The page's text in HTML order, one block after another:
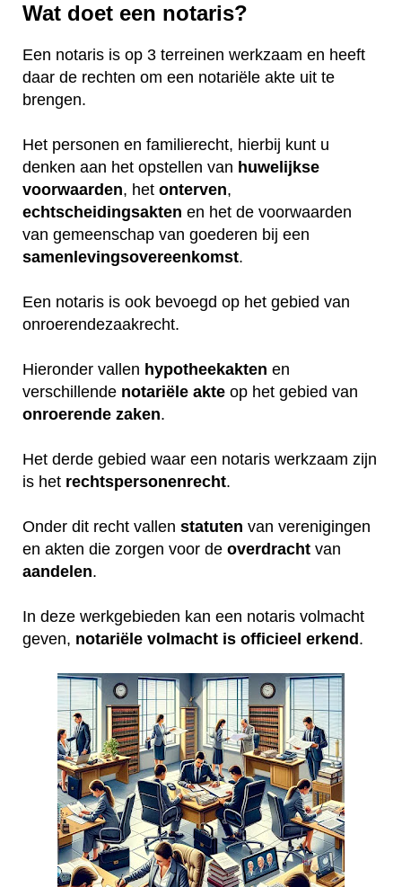
Wat doet een notaris?
Een notaris is op 3 terreinen werkzaam en heeft
daar de rechten om een notariële akte uit te
brengen.
Het personen en familierecht, hierbij kunt u
denken aan het opstellen van huwelijkse
voorwaarden, het onterven,
echtscheidingsakten en het de voorwaarden
van gemeenschap van goederen bij een
samenlevingsovereenkomst.
Een notaris is ook bevoegd op het gebied van
onroerendezaakrecht.
Hieronder vallen hypotheekakten en
verschillende notariële akte op het gebied van
onroerende zaken.
Het derde gebied waar een notaris werkzaam zijn
is het rechtspersonenrecht.
Onder dit recht vallen statuten van verenigingen
en akten die zorgen voor de overdracht van
aandelen.
In deze werkgebieden kan een notaris volmacht
geven, notariële volmacht is officieel erkend .